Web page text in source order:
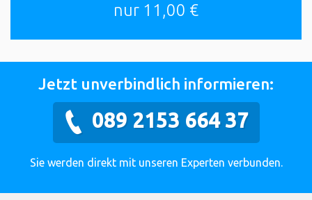
nur 11,00 €
Jetzt unverbindlich informieren:
089 2153 664 37
Sie werden direkt mit unseren Experten verbunden.